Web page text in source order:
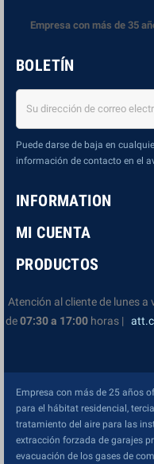
Empresa con más de 35
BOLETÍN
Puede darse de baja en
información de contacto en el
INFORMATION
MI CUENTA
PRODUCTOS
Atención al cliente de lunes a
de07:30 a 17:00 horas |
Empresa con más de 25 años
para el hábitat residencial,
tratamiento del aire para las
extracción forzada de garajes
evacuación de los gases de